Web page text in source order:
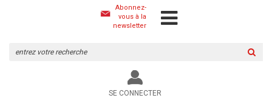
Abonnez-
vous à la
newsletter
le
site
SE CONNECTER